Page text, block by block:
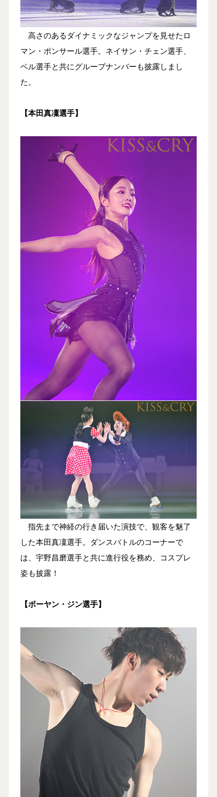
高さのあるダイナミックなジャンプを見せたロ
マン・ポンサール選手。ネイサン・チェン選手、
ベル選手と共にグループナンバーも披露しまし
た。
【本田真凜選手】
指先まで神経の行き届いた演技で、観客を魅了
した本田真凜選手。ダンスバトルのコーナーで
は、宇野昌磨選手と共に進行役を務め、コスプレ
姿も披露！
【ボーヤン・ジン選手】